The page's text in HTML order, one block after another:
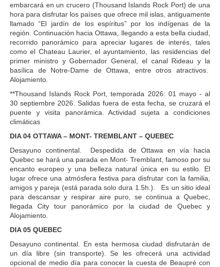
embarcará en un crucero (Thousand Islands Rock Port) de una
hora para disfrutar los países que ofrece mil islas, antiguamente
llamado “El jardín de los espíritus” por los indígenas de la
región. Continuación hacia Ottawa, llegando a esta bella ciudad,
recorrido panorámico para apreciar lugares de interés, tales
como el Chateau Laurier, el ayuntamiento, las residencias del
primer ministro y Gobernador General, el canal Rideau y la
basílica de Notre-Dame de Ottawa, entre otros atractivos.
Alojamiento.
**Thousand Islands Rock Port, temporada 2026: 01 mayo - al
30 septiembre 2026. Salidas fuera de esta fecha, se cruzará el
puente y visita panorámica. Actividad sujeta a condiciones
climáticas
DIA 04 OTTAWA – MONT- TREMBLANT – QUEBEC
Desayuno continental. Despedida de Ottawa en vía hacia
Quebec se hará una parada en Mont- Tremblant, famoso por su
encanto europeo y una belleza natural única en su estilo. El
lugar ofrece una atmósfera festiva para disfrutar con la familia,
amigos y pareja (está parada solo dura 1.5h.). Es un sitio ideal
para descansar y respirar aire puro, se continua a Quebec,
llegada City tour panorámico por la ciudad de Quebec y
Alojamiento.
DIA 05 QUEBEC
Desayuno continental. En esta hermosa ciudad disfrutarán de
un día libre (sin transporte). Se les ofrecerá una actividad
opcional de medio día para conocer la cuesta de Beaupré con